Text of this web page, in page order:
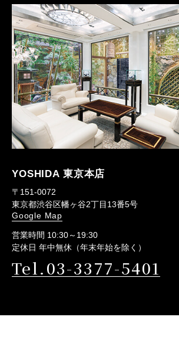
YOSHIDA 東京本店
〒151-0072
東京都渋谷区幡ヶ谷2丁目13番5号
Google Map
営業時間 10:30～19:30
定休日 年中無休（年末年始を除く）
Tel.03-3377-5401